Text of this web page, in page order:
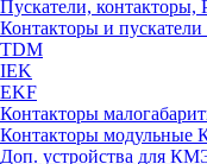
Пускатели, контакторы,
Контакторы и
TDM
IEK
EKF
Контакторы
Контакторы модульные
Доп. устройства для